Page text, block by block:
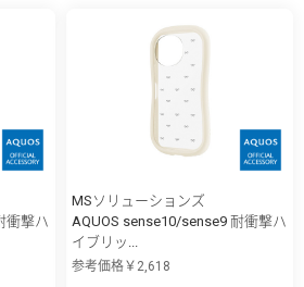
衝撃ハ
MSソリューションズ
AQUOS sense10/sense9 耐衝撃ハ
イブリッ...
参考価格￥2,618